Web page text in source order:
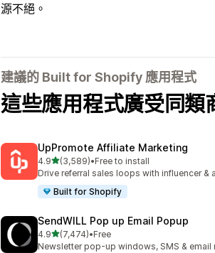
源不絕。
建議的 Built for Shopify 應用程式
這些應用程式廣受同類
UpPromote Affiliate Marketing
4.9滿分 5 顆星
(3,589)
共有 3589 則評價
•Free to install
Drive referral sales loops with influencer &
Built for Shopify
SendWILL Pop up Email Popup
4.9滿分 5 顆星
(7,474)
共有 7474 則評價
•Free
Newsletter pop-up windows, SMS &